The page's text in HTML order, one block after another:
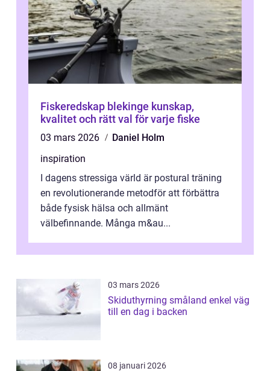
Fiskeredskap blekinge kunskap,
kvalitet och rätt val för varje fiske
03 mars 2026
Daniel Holm
inspiration
I dagens stressiga värld är postural träning
en revolutionerande metodför att förbättra
både fysisk hälsa och allmänt
välbefinnande. Många m&au...
03 mars 2026
Skiduthyrning småland enkel väg
till en dag i backen
08 januari 2026